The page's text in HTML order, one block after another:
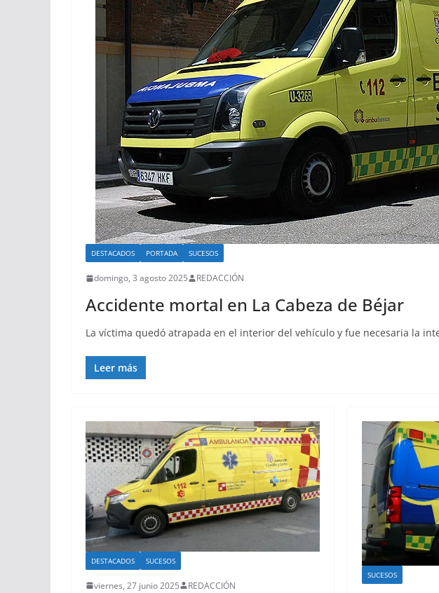
DESTACADOS PORTADA SUCESOS
domingo, 3 agosto 2025 REDACCIÓN
Accidente mortal en La Cabeza de Béjar
La víctima quedó atrapada en el interior del vehículo y fue necesaria la
Leer más
DESTACADOS SUCESOS
viernes, 27 junio 2025 REDACCIÓN
SUCESOS